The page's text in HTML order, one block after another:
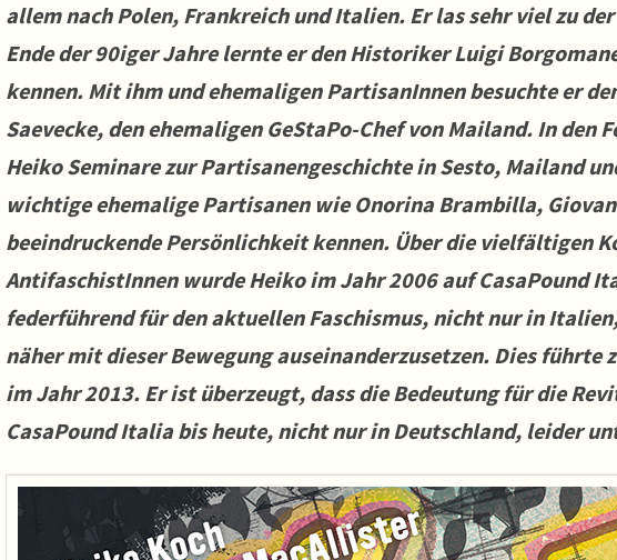
allem nach Polen, Frankreich und Italien. Er las sehr viel zu
Ende der 90iger Jahre lernte er den Historiker Luigi
kennen. Mit ihm und ehemaligen PartisanInnen besuchte er
Saevecke, den ehemaligen GeStaPo-Chef von Mailand. In
Heiko Seminare zur Partisanengeschichte in Sesto, Mailand
wichtige ehemalige Partisanen wie Onorina Brambilla,
beeindruckende Persönlichkeit kennen. Über die vielfältigen
AntifaschistInnen wurde Heiko im Jahr 2006 auf CasaPound
federführend für den aktuellen Faschismus, nicht nur in
näher mit dieser Bewegung auseinanderzusetzen. Dies führte
im Jahr 2013. Er ist überzeugt, dass die Bedeutung für die
CasaPound Italia bis heute, nicht nur in Deutschland, leider